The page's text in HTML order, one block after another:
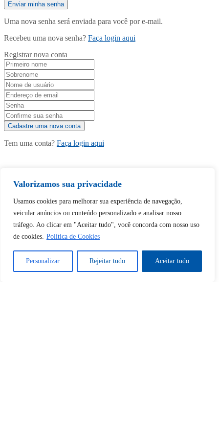
Valorizamos sua privacidade
Usamos cookies para melhorar sua experiência de navegação,
veicular anúncios ou conteúdo personalizado e analisar nosso
tráfego. Ao clicar em "Aceitar tudo", você concorda com nosso uso
de cookies. Política de Cookies
Personalizar Rejeitar tudo Aceitar tudo
Uma nova senha será enviada para você por e-mail.
Recebeu uma nova senha? Faça login aqui
Registrar nova conta
Tem uma conta? Faça login aqui
Continuar com
Tem certeza de que deseja
desbloquear esta publicação?